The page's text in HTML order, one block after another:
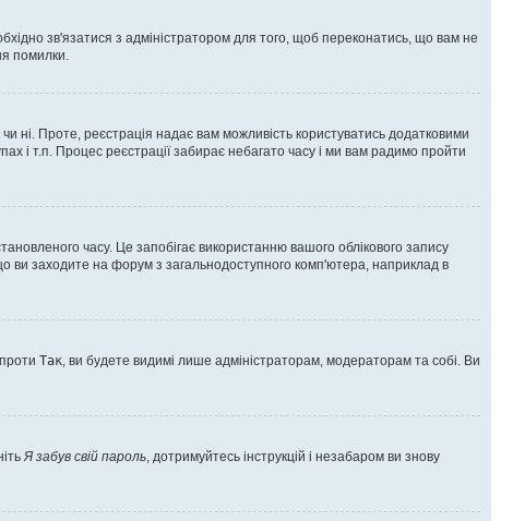
зв'язатися з адміністратором для того, щоб переконатись, що вам не
помилки.
ні. Проте, реєстрація надає вам можливість користуватись додатковими
і т.п. Процес реєстрації забирає небагато часу і ми вам радимо пройти
часу. Це запобігає використанню вашого облікового запису
ви заходите на форум з загальнодоступного комп'ютера, наприклад в
Так, ви будете видимі лише адміністраторам, модераторам та собі. Ви
Я забув свій пароль, дотримуйтесь інструкцій і незабаром ви знову